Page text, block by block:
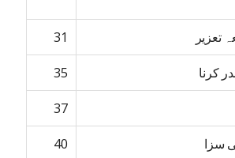
تعزیر 31
کرنا 35
37
سزا 40